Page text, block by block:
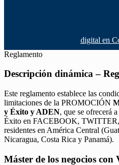
digital en
Reglamento
Descripción dinámica –
Este reglamento establece las
limitaciones de la PROMOCIÓN
y Éxito y ADEN, que se ofrecerá
Éxito en FACEBOOK,
residentes en América Central
Nicaragua, Costa Rica y Panamá).
Máster de los negocios